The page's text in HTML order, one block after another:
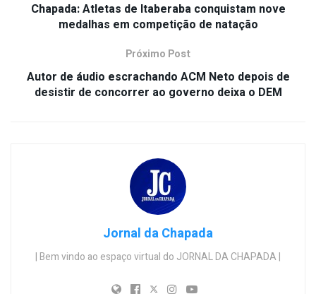
Chapada: Atletas de Itaberaba conquistam nove
medalhas em competição de natação
Próximo Post
Autor de áudio escrachando ACM Neto depois de
desistir de concorrer ao governo deixa o DEM
Jornal da Chapada
| Bem vindo ao espaço virtual do JORNAL DA CHAPADA |